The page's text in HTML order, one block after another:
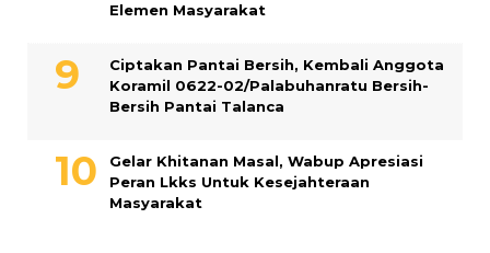
Elemen Masyarakat
Ciptakan Pantai Bersih, Kembali Anggota
Koramil 0622-02/Palabuhanratu Bersih-
Bersih Pantai Talanca
Gelar Khitanan Masal, Wabup Apresiasi
Peran Lkks Untuk Kesejahteraan
Masyarakat